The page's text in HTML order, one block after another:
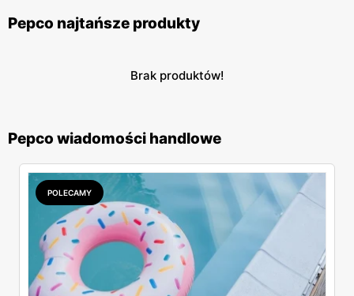
Pepco najtańsze produkty
Brak produktów!
Pepco wiadomości handlowe
POLECAMY